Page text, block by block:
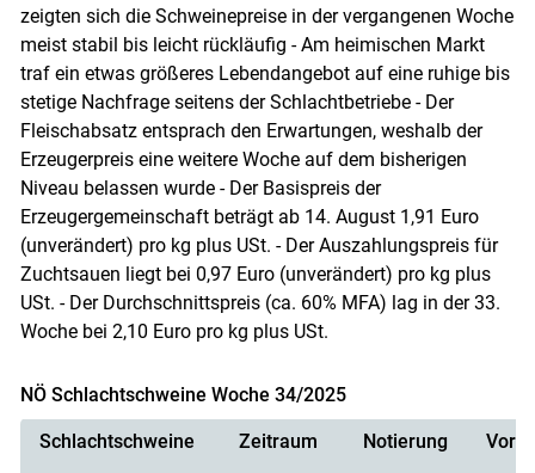
zeigten sich die Schweinepreise in der vergangenen Woche
meist stabil bis leicht rückläufig - Am heimischen Markt
traf ein etwas größeres Lebendangebot auf eine ruhige bis
stetige Nachfrage seitens der Schlachtbetriebe - Der
Fleischabsatz entsprach den Erwartungen, weshalb der
Erzeugerpreis eine weitere Woche auf dem bisherigen
Niveau belassen wurde - Der Basispreis der
Erzeugergemeinschaft beträgt ab 14. August 1,91 Euro
(unverändert) pro kg plus USt. - Der Auszahlungspreis für
Zuchtsauen liegt bei 0,97 Euro (unverändert) pro kg plus
USt. - Der Durchschnittspreis (ca. 60% MFA) lag in der 33.
Woche bei 2,10 Euro pro kg plus USt.
NÖ Schlachtschweine Woche 34/2025
Schlachtschweine Zeitraum Notierung